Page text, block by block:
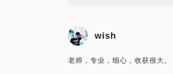
wish
老师，专业，细心，收获很大。